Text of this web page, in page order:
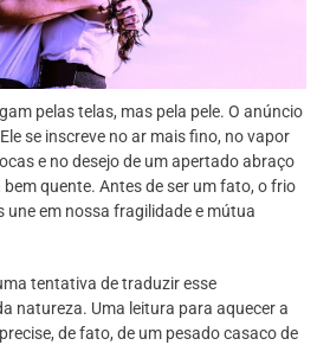
pelas telas, mas pela pele. O anúncio
se inscreve no ar mais fino, no vapor
e no desejo de um apertado abraço
quente. Antes de ser um fato, o frio
une em nossa fragilidade e mútua
tentativa de traduzir esse
natureza. Uma leitura para aquecer a
de fato, de um pesado casaco de